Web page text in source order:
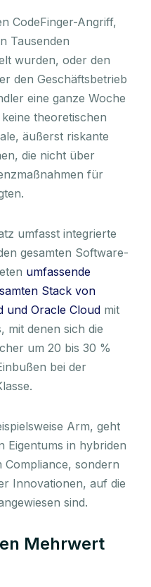
CodeFinger-Angriff,
Tausenden
wurden, oder den
den Geschäftsbetrieb
eine ganze Woche
theoretischen
äußerst riskante
die nicht über
für
umfasst integrierte
gesamten Software-
umfassende
Stack von
und Oracle Cloud mit
mit denen sich die
um 20 bis 30 %
bei der
Arm, geht
Eigentums in hybriden
sondern
Innovationen, auf die
sind.
Mehrwert